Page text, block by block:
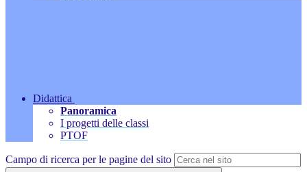
Didattica
Panoramica
I progetti delle classi
PTOF
Campo di ricerca per le pagine del sito